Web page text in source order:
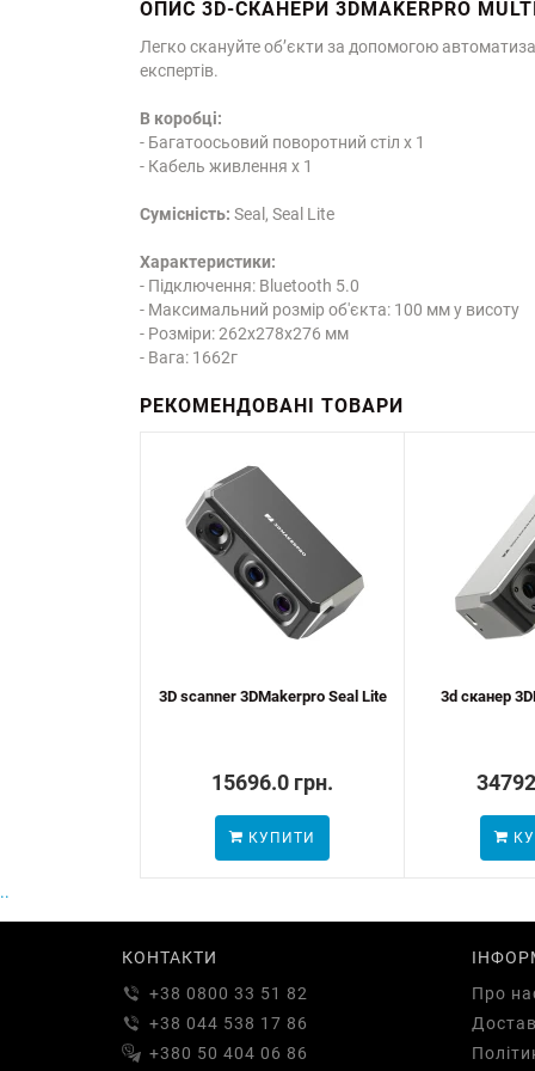
ОПИС 3D-СКАНЕРИ 3DMAKERPRO
Легко скануйте об’єкти за допомогою
експертів.
В коробці:
- Багатоосьовий поворотний стіл x 1
- Кабель живлення x 1
Сумісність: Seal, Seal Lite
Характеристики:
- Підключення: Bluetooth 5.0
- Максимальний розмір об'єкта: 100 мм у висоту
- Розміри: 262x278x276 мм
- Вага: 1662г
РЕКОМЕНДОВАНІ ТОВАРИ
3D scanner 3DMakerpro Seal Lite
15696.0 грн.
КУПИТИ
3d сканер
..
КОНТАКТИ
+38 0800 33 51 82
+38 044 538 17 86
+380 50 404 06 86
Про